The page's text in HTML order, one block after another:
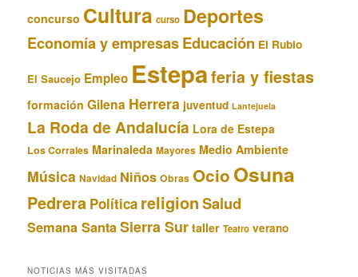
concurso Cultura curso Deportes
Economía y empresasEducación El Rubio
El Saucejo Empleo Estepaferia y fiestas
formación Gilena Herrera juventud Lantejuela
La Roda de Andalucía Lora de Estepa
Los Corrales Marinaleda Mayores Medio Ambiente
Música Navidad Niños Obras Ocio Osuna
Pedrera Política religionSalud
Semana SantaSierra Sur taller Teatro verano
NOTICIAS MÁS VISITADAS